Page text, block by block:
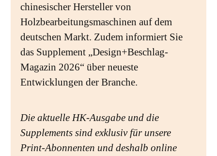
chinesischer Hersteller von
Holzbearbeitungsmaschinen auf dem
deutschen Markt. Zudem informiert Sie
das Supplement „Design+Beschlag-
Magazin 2026“ über neueste
Entwicklungen der Branche.
Die aktuelle HK-Ausgabe und die
Supplements sind exklusiv für unsere
Print-Abonnenten und deshalb online